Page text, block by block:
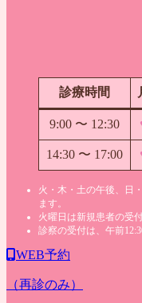
診療時間
9:00 〜 12:30
14:30 〜 17:00
火・木・土の午後、日
ます。
火曜日は新規患者の受
診察の受付は、午前
WEB予約
（再診のみ）